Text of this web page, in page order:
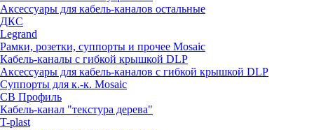
Аксессуары для кабель-каналов остальные
ДКС
Legrand
Рамки, розетки, суппорты и прочее Mosaic
Кабель-каналы с гибкой крышкой DLP
Аксессуары для кабель-каналов с гибкой крышкой DLP
Суппорты для к.-к. Mosaic
СВ Профиль
Кабель-канал "текстура дерева"
T-plast